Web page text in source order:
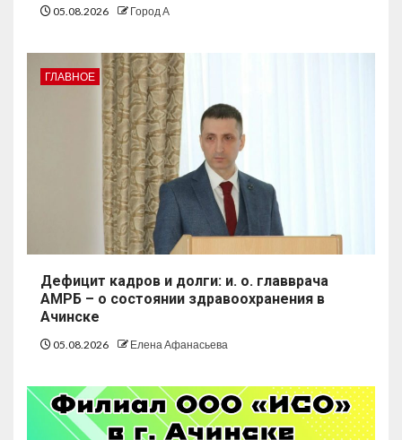
05.08.2026 Город А
ГЛАВНОЕ
Дефицит кадров и долги: и. о. главврача
АМРБ – о состоянии здравоохранения в
Ачинске
05.08.2026 Елена Афанасьева